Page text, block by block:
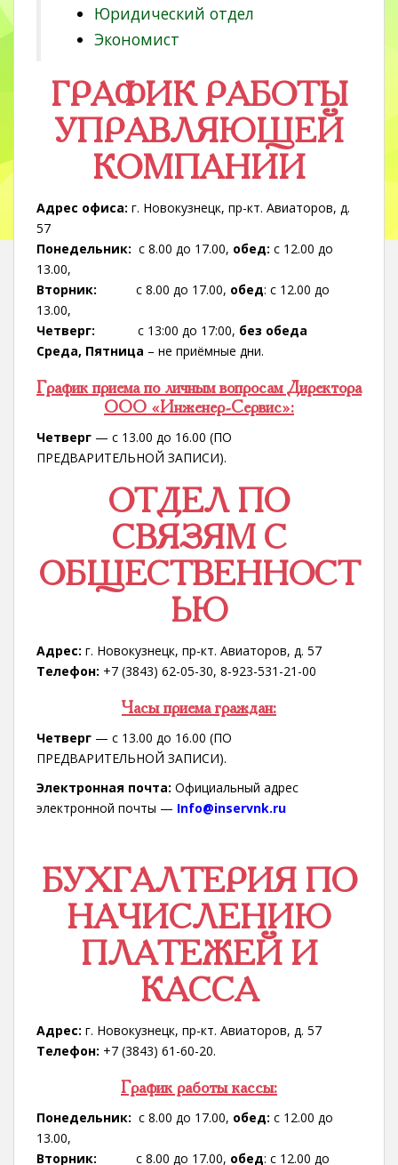
Юридический отдел
Экономист
ГРАФИК РАБОТЫ
УПРАВЛЯЮЩЕЙ
КОМПАНИИ
Адрес офиса: г. Новокузнецк, пр-кт. Авиаторов, д.
57
Понедельник: с 8.00 до 17.00, обед: с 12.00 до
13.00,
Вторник: с 8.00 до 17.00, обед: с 12.00 до
13.00,
Четверг: с 13:00 до 17:00, без обеда
Среда, Пятница – не приёмные дни.
График приема по личным вопросам Директора
ООО «Инженер-Сервис»:
Четверг — с 13.00 до 16.00 (ПО
ПРЕДВАРИТЕЛЬНОЙ ЗАПИСИ).
ОТДЕЛ ПО
СВЯЗЯМ С
ОБЩЕСТВЕННОСТ
ЬЮ
Адрес: г. Новокузнецк, пр-кт. Авиаторов, д. 57
Телефон: +7 (3843) 62-05-30, 8-923-531-21-00
Часы приема граждан:
Четверг — с 13.00 до 16.00 (ПО
ПРЕДВАРИТЕЛЬНОЙ ЗАПИСИ).
Электронная почта: Официальный адрес
электронной почты — Info@inservnk.ru
БУХГАЛТЕРИЯ ПО
НАЧИСЛЕНИЮ
ПЛАТЕЖЕЙ И
КАССА
Адрес: г. Новокузнецк, пр-кт. Авиаторов, д. 57
Телефон: +7 (3843) 61-60-20.
График работы кассы:
Понедельник: с 8.00 до 17.00, обед: с 12.00 до
13.00,
Вторник: с 8.00 до 17.00, обед: с 12.00 до